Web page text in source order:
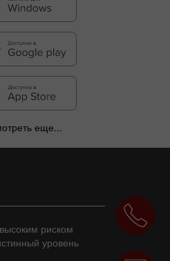
еще...
риском
уровень